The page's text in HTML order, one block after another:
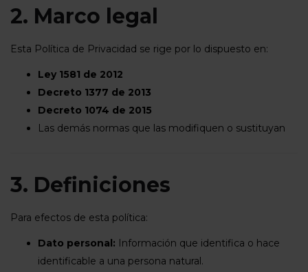
2. Marco legal
Esta Política de Privacidad se rige por lo dispuesto en:
Ley 1581 de 2012
Decreto 1377 de 2013
Decreto 1074 de 2015
Las demás normas que las modifiquen o sustituyan
3. Definiciones
Para efectos de esta política:
Dato personal: Información que identifica o hace
identificable a una persona natural.